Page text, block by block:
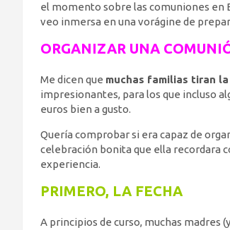
el momento sobre las comuniones en
veo inmersa en una vorágine de
ORGANIZAR UNA
Me dicen que muchas familias tiran
impresionantes, para los que incluso
euros bien a gusto.
Quería comprobar si era capaz de
celebración bonita que ella recordara
experiencia.
PRIMERO, LA FECHA
A principios de curso, muchas madres